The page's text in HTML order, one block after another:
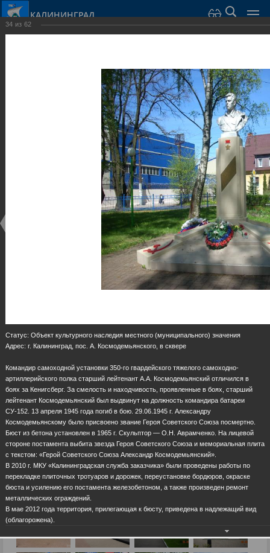
КАЛИНИНГРАД
Скульптуры и мемориалы
Скульптуры и мемориалы
34 из 62
Статус: Объект культурного наследия местного (муниципального) значения
Адрес: г. Калининград, пос. А. Космодемьянского, в сквере
Командир самоходной установки 350-го гвардейского тяжелого самоходно-
артиллерийского полка старший лейтенант А.А. Космодемьянский отличился в
боях за Кенигсберг. За смелость и находчивость, проявленные в боях, старший
лейтенант Космодемьянский был выдвинут на должность командира батареи
СУ-152. 13 апреля 1945 года погиб в бою. 29.06.1945 г. Александру
Космодемьянскому было присвоено звание Героя Советского Союза посмертно.
Бюст из бетона установлен в 1965 г. Скульптор — О.Н. Аврамченко. На лицевой
стороне постамента выбита звезда Героя Советского Союза и мемориальная плита
с текстом: «Герой Советского Союза Александр Космодемьянский».
В 2010 г. МКУ «Калининградская служба заказчика» были проведены работы по
перекладке плиточных тротуаров и дорожек, переустановке бордюров, окраске
бюста и усилению его постамента железобетоном, а также произведен ремонт
металлических ограждений.
В мае 2012 года территория, прилегающая к бюсту, приведена в надлежащий вид
(облагорожена).